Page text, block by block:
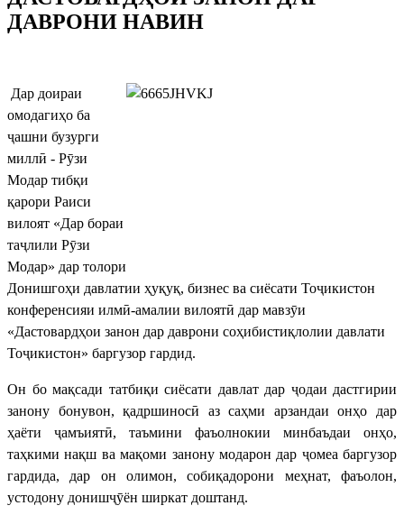
ДАВРОНИ НАВИН
Дар доираи
омодагиҳо ба
ҷашни бузурги
миллӣ - Рӯзи
Модар тибқи
қарори Раиси
вилоят «Дар бораи
таҷлили Рӯзи
Модар» дар толори
Донишгоҳи давлатии ҳуқуқ, бизнес ва сиёсати Тоҷикистон
конференсияи илмӣ-амалии вилоятӣ дар мавзӯи
«Дастовардҳои занон дар даврони соҳибистиқлолии давлати
Тоҷикистон» баргузор гардид.
Он бо мақсади татбиқи сиёсати давлат дар ҷодаи дастгирии
занону бонувон, қадршиносӣ аз саҳми арзандаи онҳо дар
ҳаёти ҷамъиятӣ, таъмини фаъолнокии минбаъдаи онҳо,
таҳкими нақш ва мақоми занону модарон дар ҷомеа баргузор
гардида, дар он олимон, собиқадорони меҳнат, фаъолон,
устодону донишҷӯён ширкат доштанд.